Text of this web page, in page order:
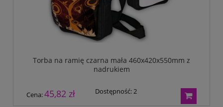
Torba na ramię czarna mała 460x420x550mm z
nadrukiem
Cena:45,82 zł Dostępność:2